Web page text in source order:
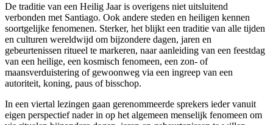
De traditie van een Heilig Jaar is overigens niet uitsluitend
verbonden met Santiago. Ook andere steden en heiligen kennen
soortgelijke fenomenen. Sterker, het blijkt een traditie van alle tijden
en culturen wereldwijd om bijzondere dagen, jaren en
gebeurtenissen ritueel te markeren, naar aanleiding van een feestdag
van een heilige, een kosmisch fenomeen, een zon- of
maansverduistering of gewoonweg via een ingreep van een
autoriteit, koning, paus of bisschop.
In een viertal lezingen gaan gerenommeerde sprekers ieder vanuit
eigen perspectief nader in op het algemeen menselijk fenomeen om